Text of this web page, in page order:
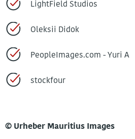
LightField Studios
Oleksii Didok
PeopleImages.com - Yuri A
stockfour
© Urheber Mauritius Images